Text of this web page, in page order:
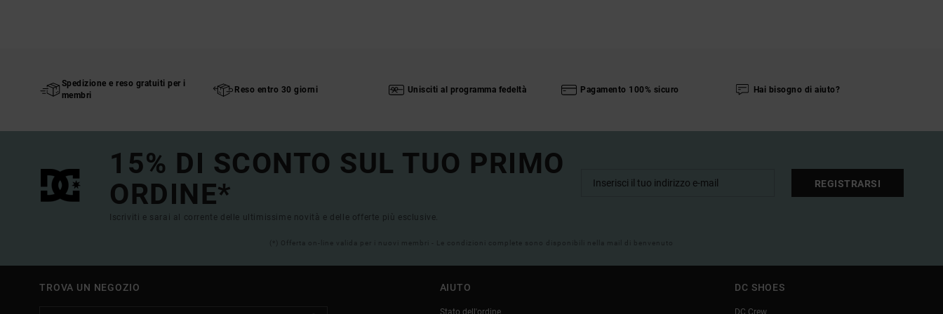
Spedizione e reso gratuiti per i
membri
Reso entro 30 giorni Unisciti al programma fedeltà Pagamento 100% sicuro Hai bisogno di aiuto?
15% DI SCONTO SUL TUO PRIMO
ORDINE*
Iscriviti e sarai al corrente delle ultimissime novità e delle offerte più esclusive.
REGISTRARSI
(*) Offerta on-line valida per i nuovi membri - Le condizioni complete sono disponibili nella mail di benvenuto
TROVA UN NEGOZIO AIUTO
Stato dell'ordine
DC SHOES
DC Crew